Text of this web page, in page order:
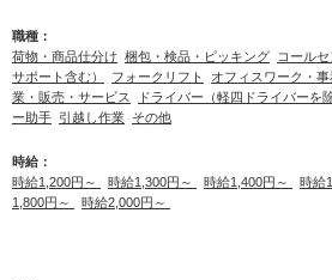
職種：
荷物・商品仕分け 梱包・検品・ピッキング コール
サポート含む）
フォークリフト オフィスワーク・事
業・販売・サービス
ドライバー（軽四ドライバーを
ー助手 引越し作業 その他
時給：
時給1,200円～
時給1,300円～ 時給1,400円～ 時給
1,800円～
時給2,000円～